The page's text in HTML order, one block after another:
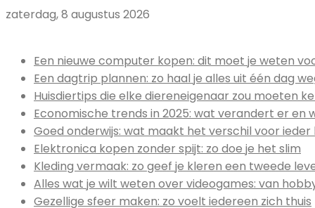
zaterdag, 8 augustus 2026
Een nieuwe computer kopen: dit moet je weten
Een dagtrip plannen: zo haal je alles uit één dag
Huisdiertips die elke diereneigenaar zou moeten
Economische trends in 2025: wat verandert er en
Goed onderwijs: wat maakt het verschil voor ieder
Elektronica kopen zonder spijt: zo doe je het slim
Kleding vermaak: zo geef je kleren een tweede
Alles wat je wilt weten over videogames: van
Gezellige sfeer maken: zo voelt iedereen zich thuis